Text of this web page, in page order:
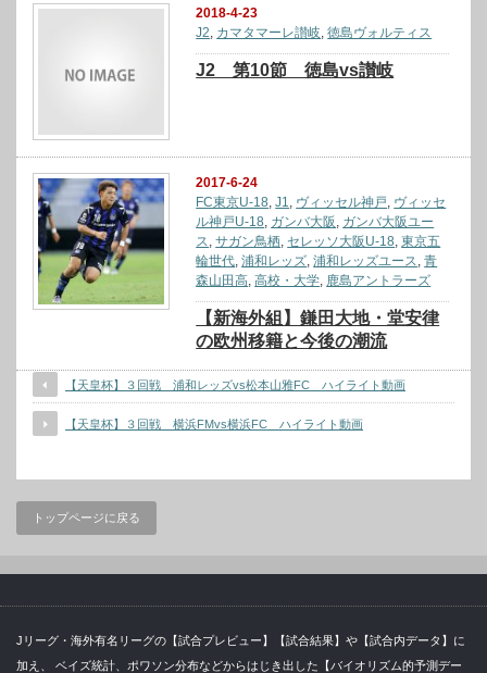
2018-4-23
J2 カマタマーレ讃岐 ,徳島ヴォルティス
J2 第10節 徳島vs讃岐
2017-6-24
FC東京U-18,J1, ヴィッセル神戸, ヴィッセ
ル神戸U-18, ガンバ大阪 , ガンバ大阪ユー
ス,サガン鳥栖, セレッソ大阪U-18,東京五
輪世代,浦和レッズ,浦和レッズユース,青
森山田高,高校・大学, 鹿島アントラーズ
【新海外組】鎌田大地・堂安律
の欧州移籍と今後の潮流
【天皇杯】３回戦 浦和レッズvs松本山雅FC ハイライト動画
【天皇杯】３回戦 横浜FMvs横浜FC ハイライト動画
トップページに戻る
Jリーグ・海外有名リーグの【試合プレビュー】【試合結果】や【試合内データ】に
加え、 ベイズ統計、ポワソン分布などからはじき出した【バイオリズム的予測デー